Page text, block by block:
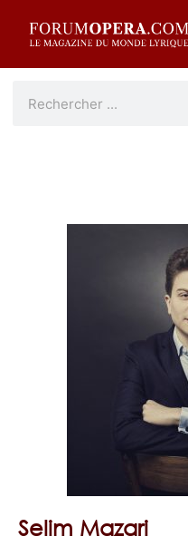
Selim Mazari